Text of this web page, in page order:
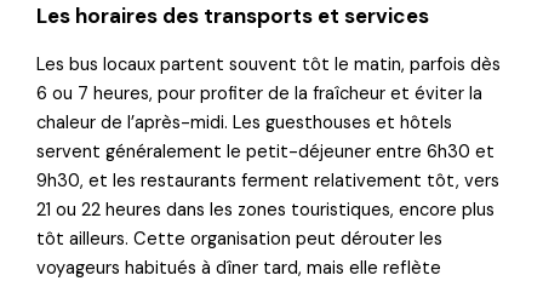
Les horaires des transports et services
Les bus locaux partent souvent tôt le matin, parfois dès
6 ou 7 heures, pour profiter de la fraîcheur et éviter la
chaleur de l’après-midi. Les guesthouses et hôtels
servent généralement le petit-déjeuner entre 6h30 et
9h30, et les restaurants ferment relativement tôt, vers
21 ou 22 heures dans les zones touristiques, encore plus
tôt ailleurs. Cette organisation peut dérouter les
voyageurs habitués à dîner tard, mais elle reflète